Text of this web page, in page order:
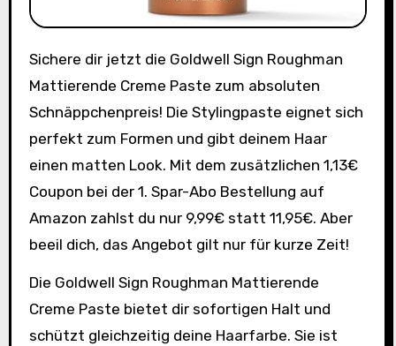
Sichere dir jetzt die Goldwell Sign Roughman
Mattierende Creme Paste zum absoluten
Schnäppchenpreis! Die Stylingpaste eignet sich
perfekt zum Formen und gibt deinem Haar
einen matten Look. Mit dem zusätzlichen 1,13€
Coupon bei der 1. Spar-Abo Bestellung auf
Amazon zahlst du nur 9,99€ statt 11,95€. Aber
beeil dich, das Angebot gilt nur für kurze Zeit!
Die Goldwell Sign Roughman Mattierende
Creme Paste bietet dir sofortigen Halt und
schützt gleichzeitig deine Haarfarbe. Sie ist